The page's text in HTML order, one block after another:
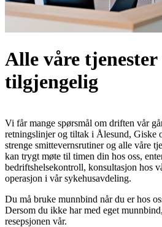
Alle våre tjenester
tilgjengelig
Vi får mange spørsmål om driften vår
retningslinjer og tiltak i Ålesund, Giske
strenge smittevernsrutiner og alle våre
kan trygt møte til timen din hos oss,
bedriftshelsekontroll, konsultasjon hos
operasjon i vår sykehusavdeling.
Du må bruke munnbind når du er hos
Dersom du ikke har med eget
resepsjonen vår.